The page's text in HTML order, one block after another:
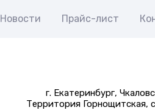
Новости Прайс-лист
г. Екатеринбург,
Территория Горнощитская,